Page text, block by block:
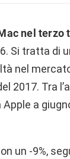
nel terzo
Si tratta di
nel
2017. Tra
a
un -9%,